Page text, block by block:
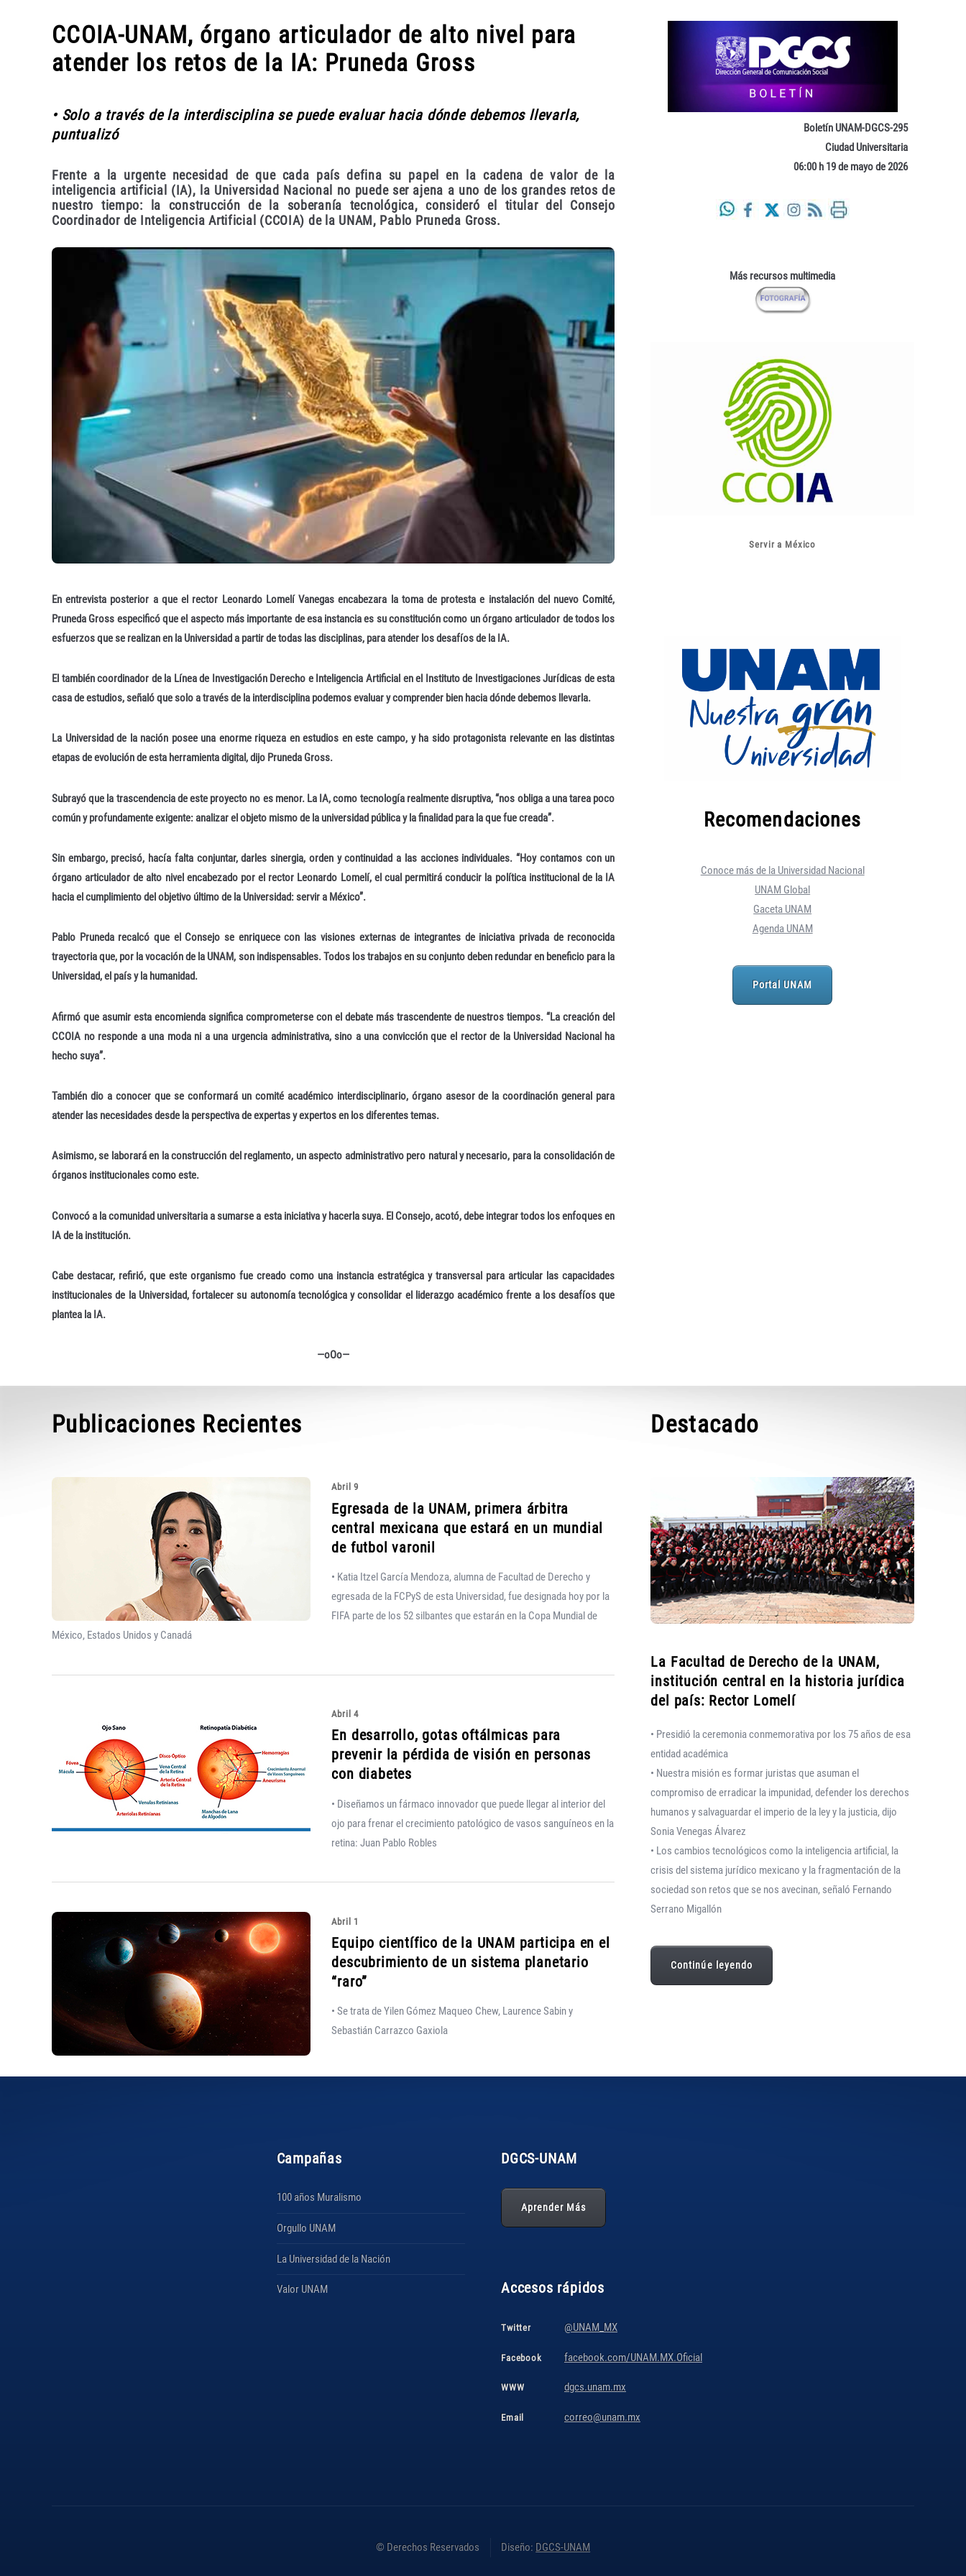
CCOIA-UNAM, órgano articulador de alto nivel para
atender los retos de la IA: Pruneda Gross
• Solo a través de la interdisciplina se puede evaluar hacia dónde debemos llevarla,
puntualizó
Frente a la urgente necesidad de que cada país defina su papel en la cadena de valor de la
inteligencia artificial (IA), la Universidad Nacional no puede ser ajena a uno de los grandes retos de
nuestro tiempo: la construcción de la soberanía tecnológica, consideró el titular del Consejo
Coordinador de Inteligencia Artificial (CCOIA) de la UNAM, Pablo Pruneda Gross.
En entrevista posterior a que el rector Leonardo Lomelí Vanegas encabezara la toma de protesta e instalación del nuevo Comité,
Pruneda Gross especificó que el aspecto más importante de esa instancia es su constitución como un órgano articulador de todos los
esfuerzos que se realizan en la Universidad a partir de todas las disciplinas, para atender los desafíos de la IA.
El también coordinador de la Línea de Investigación Derecho e Inteligencia Artificial en el Instituto de Investigaciones Jurídicas de esta
casa de estudios, señaló que solo a través de la interdisciplina podemos evaluar y comprender bien hacia dónde debemos llevarla.
La Universidad de la nación posee una enorme riqueza en estudios en este campo, y ha sido protagonista relevante en las distintas
etapas de evolución de esta herramienta digital, dijo Pruneda Gross.
Subrayó que la trascendencia de este proyecto no es menor. La IA, como tecnología realmente disruptiva, “nos obliga a una tarea poco
común y profundamente exigente: analizar el objeto mismo de la universidad pública y la finalidad para la que fue creada”.
Sin embargo, precisó, hacía falta conjuntar, darles sinergia, orden y continuidad a las acciones individuales. “Hoy contamos con un
órgano articulador de alto nivel encabezado por el rector Leonardo Lomelí, el cual permitirá conducir la política institucional de la IA
hacia el cumplimiento del objetivo último de la Universidad: servir a México”.
Pablo Pruneda recalcó que el Consejo se enriquece con las visiones externas de integrantes de iniciativa privada de reconocida
trayectoria que, por la vocación de la UNAM, son indispensables. Todos los trabajos en su conjunto deben redundar en beneficio para la
Universidad, el país y la humanidad.
Afirmó que asumir esta encomienda significa comprometerse con el debate más trascendente de nuestros tiempos. “La creación del
CCOIA no responde a una moda ni a una urgencia administrativa, sino a una convicción que el rector de la Universidad Nacional ha
hecho suya”.
También dio a conocer que se conformará un comité académico interdisciplinario, órgano asesor de la coordinación general para
atender las necesidades desde la perspectiva de expertas y expertos en los diferentes temas.
Asimismo, se laborará en la construcción del reglamento, un aspecto administrativo pero natural y necesario, para la consolidación de
órganos institucionales como este.
Convocó a la comunidad universitaria a sumarse a esta iniciativa y hacerla suya. El Consejo, acotó, debe integrar todos los enfoques en
IA de la institución.
Cabe destacar, refirió, que este organismo fue creado como una instancia estratégica y transversal para articular las capacidades
institucionales de la Universidad, fortalecer su autonomía tecnológica y consolidar el liderazgo académico frente a los desafíos que
plantea la IA.
—oOo—
Boletín UNAM-DGCS-295
Ciudad Universitaria
06:00 h 19 de mayo de 2026
Más recursos multimedia
Servir a México
Recomendaciones
Conoce más de la Universidad Nacional
UNAM Global
Gaceta UNAM
Agenda UNAM
Portal UNAM
Publicaciones Recientes
Abril 9
Egresada de la UNAM, primera árbitra
central mexicana que estará en un mundial
de futbol varonil
• Katia Itzel García Mendoza, alumna de Facultad de Derecho y
egresada de la FCPyS de esta Universidad, fue designada hoy por la
FIFA parte de los 52 silbantes que estarán en la Copa Mundial de
México, Estados Unidos y Canadá
Abril 4
En desarrollo, gotas oftálmicas para
prevenir la pérdida de visión en personas
con diabetes
• Diseñamos un fármaco innovador que puede llegar al interior del
ojo para frenar el crecimiento patológico de vasos sanguíneos en la
retina: Juan Pablo Robles
Abril 1
Equipo científico de la UNAM participa en el
descubrimiento de un sistema planetario
“raro”
• Se trata de Yilen Gómez Maqueo Chew, Laurence Sabin y
Sebastián Carrazco Gaxiola
Destacado
La Facultad de Derecho de la UNAM,
institución central en la historia jurídica
del país: Rector Lomelí
• Presidió la ceremonia conmemorativa por los 75 años de esa
entidad académica
• Nuestra misión es formar juristas que asuman el
compromiso de erradicar la impunidad, defender los derechos
humanos y salvaguardar el imperio de la ley y la justicia, dijo
Sonia Venegas Álvarez
• Los cambios tecnológicos como la inteligencia artificial, la
crisis del sistema jurídico mexicano y la fragmentación de la
sociedad son retos que se nos avecinan, señaló Fernando
Serrano Migallón
Continúe leyendo
Campañas
100 años Muralismo
Orgullo UNAM
La Universidad de la Nación
Valor UNAM
DGCS-UNAM
Aprender Más
Accesos rápidos
Twitter @UNAM_MX
Facebook facebook.com/UNAM.MX.Oficial
WWW dgcs.unam.mx
Email correo@unam.mx
© Derechos Reservados Diseño:DGCS-UNAM